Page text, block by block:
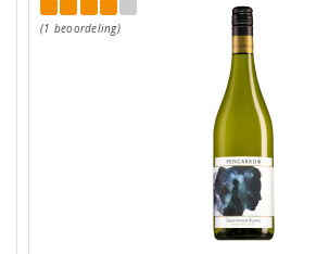
(1 beoordeling)